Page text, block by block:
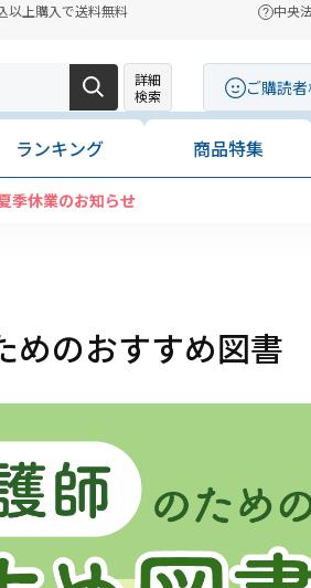
以上購入で送料無料 中央
詳細
検索
ご購読
ランキング 商品特集
季休業のお知らせ
めのおすすめ図書